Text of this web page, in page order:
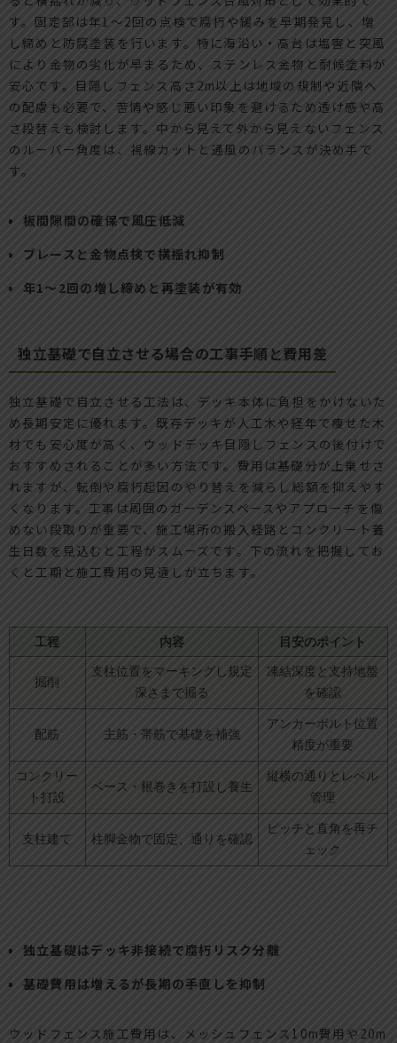
す。固定部は年1〜2回の点検で腐朽や緩みを早期発見し、増
し締めと防腐塗装を行います。特に海沿い・高台は塩害と突風
により金物の劣化が早まるため、ステンレス金物と耐候塗料が
安心です。目隠しフェンス高さ2m以上は地域の規制や近隣へ
の配慮も必要で、苦情や感じ悪い印象を避けるため透け感や高
さ段替えも検討します。中から見えて外から見えないフェンス
のルーバー角度は、視線カットと通風のバランスが決め手で
す。
板間隙間の確保で風圧低減
ブレースと金物点検で横揺れ抑制
年1〜2回の増し締めと再塗装が有効
独立基礎で自立させる場合の工事手順と費用差
独立基礎で自立させる工法は、デッキ本体に負担をかけないた
め長期安定に優れます。既存デッキが人工木や経年で痩せた木
材でも安心度が高く、ウッドデッキ目隠しフェンスの後付けで
おすすめされることが多い方法です。費用は基礎分が上乗せさ
れますが、転倒や腐朽起因のやり替えを減らし総額を抑えやす
くなります。工事は周囲のガーデンスペースやアプローチを傷
めない段取りが重要で、施工場所の搬入経路とコンクリート養
生日数を見込むと工程がスムーズです。下の流れを把握してお
くと工期と施工費用の見通しが立ちます。
工程 内容 目安のポイント
掘削
支柱位置をマーキングし規定
深さまで掘る
凍結深度と支持地盤
を確認
配筋 主筋・帯筋で基礎を補強
アンカーボルト位置
精度が重要
コンクリー
ト打設
ベース・根巻きを打設し養生
縦横の通りとレベル
管理
支柱建て 柱脚金物で固定、通りを確認
ピッチと直角を再チ
ェック
独立基礎はデッキ非接続で腐朽リスク分離
基礎費用は増えるが長期の手直しを抑制
ウッドフェンス施工費用は、メッシュフェンス10m費用や20m